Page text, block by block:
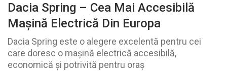
Dacia Spring – Cea Mai Accesibilă
Mașină Electrică Din Europa
Dacia Spring este o alegere excelentă pentru cei
care doresc o mașină electrică accesibilă,
economică și potrivită pentru oraș